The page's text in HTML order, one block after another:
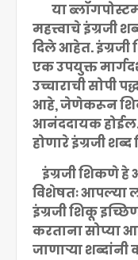
या
महत्त्वाचे इंग्रजी
दिले आहेत. इंग्रजी
एक उपयुक्त
उच्चाराची सोपी
आहे, जेणेकरून
आनंददायक
होणारे इंग्रजी
इंग्रजी शिकणे हे
विशेषतः आपल्या
इंग्रजी शिकू
करताना सोप्या
जाणाऱ्या